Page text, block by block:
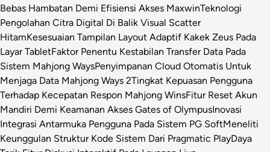
Bebas Hambatan Demi Efisiensi Akses MaxwinTeknologi
Pengolahan Citra Digital Di Balik Visual Scatter
HitamKesesuaian Tampilan Layout Adaptif Kakek Zeus Pada
Layar TabletFaktor Penentu Kestabilan Transfer Data Pada
Sistem Mahjong WaysPenyimpanan Cloud Otomatis Untuk
Menjaga Data Mahjong Ways 2Tingkat Kepuasan Pengguna
Terhadap Kecepatan Respon Mahjong WinsFitur Reset Akun
Mandiri Demi Keamanan Akses Gates of OlympusInovasi
Integrasi Antarmuka Pengguna Pada Sistem PG SoftMeneliti
Keunggulan Struktur Kode Sistem Dari Pragmatic PlayDaya